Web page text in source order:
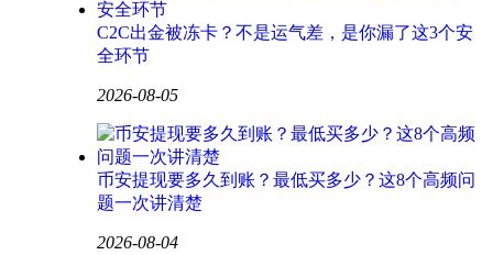
C2C出金被冻卡？不是运气差，是你漏了这3个安
全环节
2026-08-05
币安提现要多久到账？最低买多少？这8个高频问
题一次讲清楚
2026-08-04